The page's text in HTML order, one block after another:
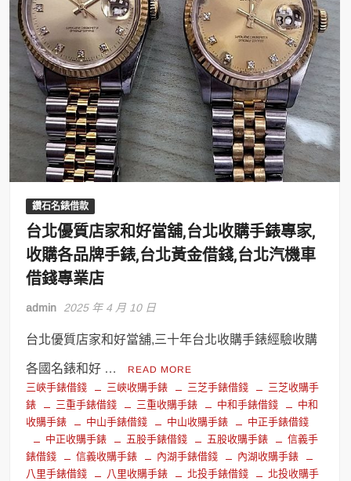
鑽石名錶借款
台北優質店家和好當舖,台北收購手錶專家,
收購各品牌手錶,台北黃金借錢,台北汽機車
借錢專業店
admin 2025 年 4 月 10 日
台北優質店家和好當舖,三十年台北收購手錶經驗收購
各國名錶和好 … READ MORE
三峽手錶借錢 三峽收購手錶 三芝手錶借錢
三芝收購手
錶
三重手錶借錢 三重收購手錶 中和手錶借錢
中和
收購手錶
中山手錶借錢 中山收購手錶
中正手錶借錢
中正收購手錶
五股手錶借錢 五股收購手錶
信義手
錶借錢
信義收購手錶 內湖手錶借錢
內湖收購手錶
八里手錶借錢
八里收購手錶 北投手錶借錢
北投收購手